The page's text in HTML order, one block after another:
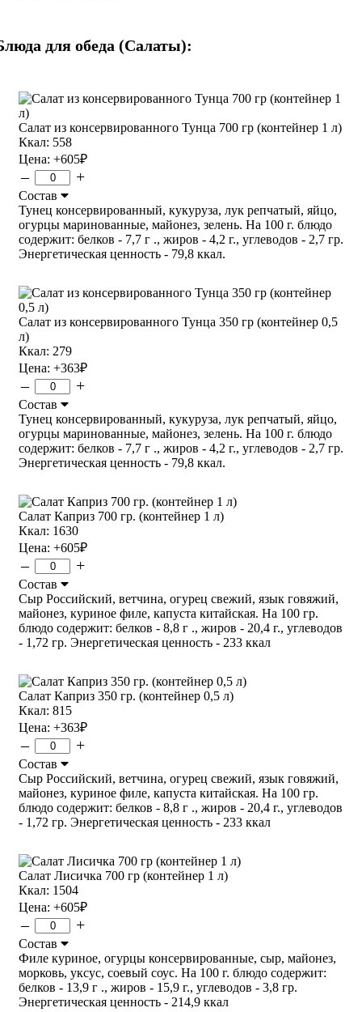
для обеда (Салаты):
Салат из консервированного Тунца 700 гр (контейнер 1 л)
Ккал: 558
Цена: +605₽
– +
Состав
Тунец консервированный, кукуруза, лук репчатый, яйцо,
огурцы маринованные, майонез, зелень. На 100 г. блюдо
содержит: белков - 7,7 г ., жиров - 4,2 г., углеводов - 2,7 гр.
Энергетическая ценность - 79,8 ккал.
Салат из консервированного Тунца 350 гр (контейнер 0,5
л)
Ккал: 279
Цена: +363₽
– +
Состав
Тунец консервированный, кукуруза, лук репчатый, яйцо,
огурцы маринованные, майонез, зелень. На 100 г. блюдо
содержит: белков - 7,7 г ., жиров - 4,2 г., углеводов - 2,7 гр.
Энергетическая ценность - 79,8 ккал.
Салат Каприз 700 гр. (контейнер 1 л)
Ккал: 1630
Цена: +605₽
– +
Состав
Сыр Российский, ветчина, огурец свежий, язык говяжий,
майонез, куриное филе, капуста китайская. На 100 гр.
блюдо содержит: белков - 8,8 г ., жиров - 20,4 г., углеводов
- 1,72 гр. Энергетическая ценность - 233 ккал
Салат Каприз 350 гр. (контейнер 0,5 л)
Ккал: 815
Цена: +363₽
– +
Состав
Сыр Российский, ветчина, огурец свежий, язык говяжий,
майонез, куриное филе, капуста китайская. На 100 гр.
блюдо содержит: белков - 8,8 г ., жиров - 20,4 г., углеводов
- 1,72 гр. Энергетическая ценность - 233 ккал
Салат Лисичка 700 гр (контейнер 1 л)
Ккал: 1504
Цена: +605₽
– +
Состав
Филе куриное, огурцы консервированные, сыр, майонез,
морковь, уксус, соевый соус. На 100 г. блюдо содержит:
белков - 13,9 г ., жиров - 15,9 г., углеводов - 3,8 гр.
Энергетическая ценность - 214,9 ккал